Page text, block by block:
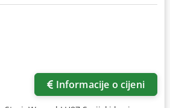
Informacije o cijeni